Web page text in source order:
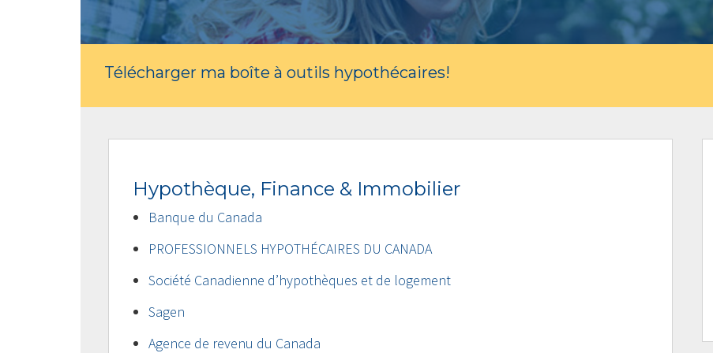
Télécharger ma boîte à outils hypothécaires!
Hypothèque, Finance & Immobilier
Banque du Canada
PROFESSIONNELS HYPOTHÉCAIRES DU CANADA
Société Canadienne d’hypothèques et de logement
Sagen
Agence de revenu du Canada